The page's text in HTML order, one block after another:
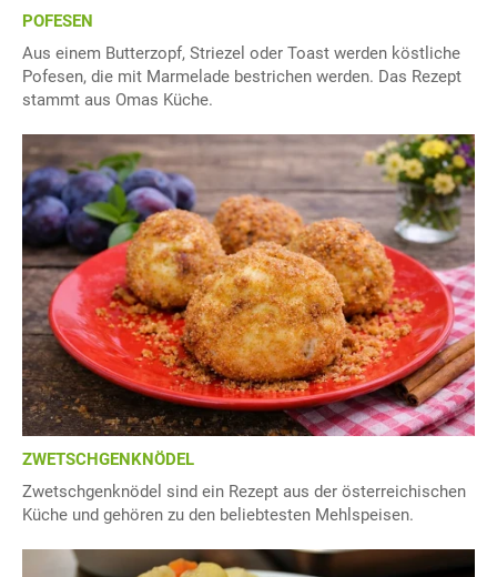
POFESEN
Aus einem Butterzopf, Striezel oder Toast werden köstliche
Pofesen, die mit Marmelade bestrichen werden. Das Rezept
stammt aus Omas Küche.
ZWETSCHGENKNÖDEL
Zwetschgenknödel sind ein Rezept aus der österreichischen
Küche und gehören zu den beliebtesten Mehlspeisen.